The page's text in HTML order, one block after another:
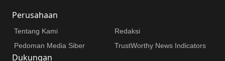
Perusahaan
Tentang Kami
Redaksi
Pedoman Media Siber
TrustWorthy News Indicators
Dukungan